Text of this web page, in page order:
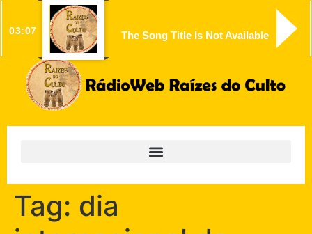
03:07 The Song Title Is Not Available
Tag: dia